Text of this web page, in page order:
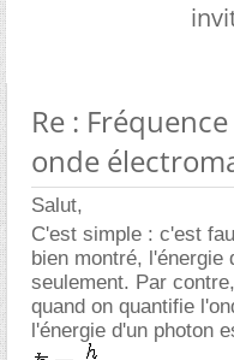
Re :
onde
Salut,
C'est simple : c'est
bien montré, l'énergie
seulement. Par
quand on quantifie
l'énergie d'un photon